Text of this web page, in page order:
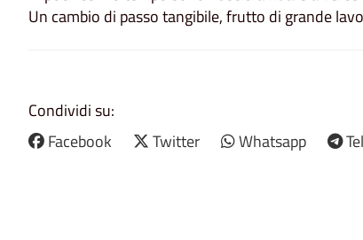
Un cambio di passo tangibile, frutto di grande
Condividi su:
Facebook
Twitter Whatsapp